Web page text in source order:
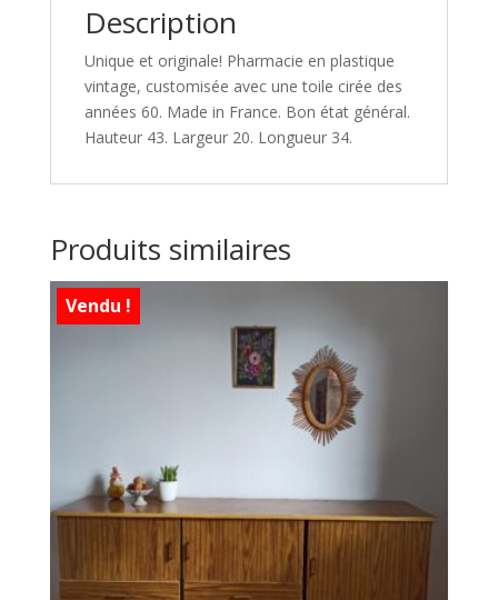
Description
Unique et originale! Pharmacie en plastique
vintage, customisée avec une toile cirée des
années 60. Made in France. Bon état général.
Hauteur 43. Largeur 20. Longueur 34.
Produits similaires
Vendu !